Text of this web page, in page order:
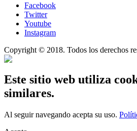
Facebook
Twitter
Youtube
Instagram
Copyright © 2018. Todos los derechos
Este sitio web utiliza
similares.
Al seguir navegando acepta su uso.